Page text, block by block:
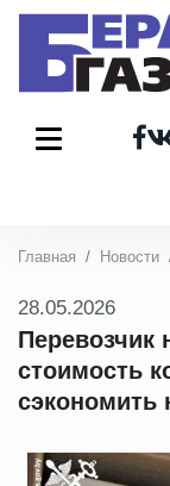
Главная Новости
28.05.2026
Перевозчик
стоимость
сэкономить